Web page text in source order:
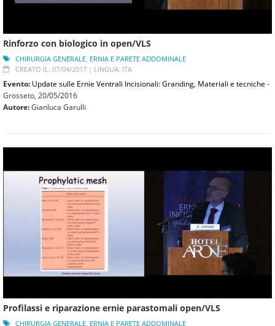
Rinforzo con biologico in open/VLS
CHIRURGIA GENERALE, ERNIA E PARETE ADDOMINALE
CREATO IL: 07/04/2017 | LINGUA: ITA
Evento: Update sulle Ernie Ventrali Incisionali: Granding, Materiali e tecniche -
Grosseto, 20/05/2016
Autore:Gianluca Garulli
Profilassi e riparazione ernie parastomali open/VLS
CHIRURGIA GENERALE, ERNIA E PARETE ADDOMINALE